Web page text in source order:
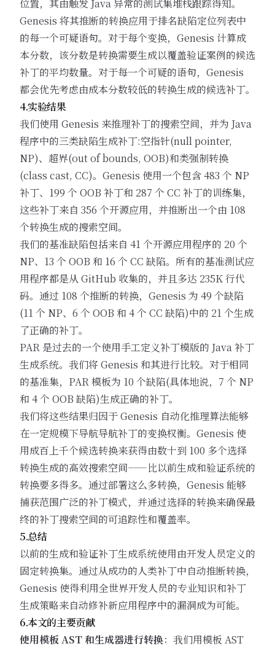
位置，其由触发 Java 异常的测试集堆栈跟踪得知。
Genesis 将其推断的转换应用于排名缺陷定位列表中
的每一个可疑语句。对于每个变换，Genesis 计算成
本分数，该分数是转换需要生成以覆盖验证案例的候选
补丁的平均数量。对于每一个可疑的语句，Genesis
都会优先考虑由成本分数较低的转换生成的候选补丁。
4.实验结果
我们使用 Genesis 来推理补丁的搜索空间，并为 Java
程序中的三类缺陷生成补丁:空指针(null pointer,
NP)、超界(out of bounds, OOB)和类强制转换
(class cast, CC)。Genesis 使用一个包含 483 个 NP
补丁、199 个 OOB 补丁和 287 个 CC 补丁的训练集，
这些补丁来自 356 个开源应用，并推断出一个由 108
个转换生成的搜索空间。
我们的基准缺陷包括来自 41 个开源应用程序的 20 个
NP、13 个 OOB 和 16 个 CC 缺陷。所有的基准测试应
用程序都是从 GitHub 收集的，并且多达 235K 行代
码。通过 108 个推断的转换，Genesis 为 49 个缺陷
(11 个 NP、6 个 OOB 和 4 个 CC 缺陷)中的 21 个生成
了正确的补丁。
PAR 是过去的一个使用手工定义补丁模版的 Java 补丁
生成系统。我们将 Genesis 和其进行比较。对于相同
的基准集，PAR 模板为 10 个缺陷(具体地说，7 个 NP
和 4 个 OOB 缺陷)生成正确的补丁。
我们将这些结果归因于 Genesis 自动化推理算法能够
在一定规模下导航导航补丁的变换权衡。Genesis 使
用成百上千个候选转换来获得由数十到 100 多个选择
转换生成的高效搜索空间——比以前生成和验证系统的
转换要多得多。通过部署这么多转换，Genesis 能够
捕获范围广泛的补丁模式，并通过选择的转换来确保最
终的补丁搜索空间的可追踪性和覆盖率。
5.总结
以前的生成和验证补丁生成系统使用由开发人员定义的
固定转换集。通过从成功的人类补丁中自动推断转换，
Genesis 使得利用全世界开发人员的专业知识和补丁
生成策略来自动修补新应用程序中的漏洞成为可能。
6.本文的主要贡献
使用模板 AST 和生成器进行转换：我们用模板 AST